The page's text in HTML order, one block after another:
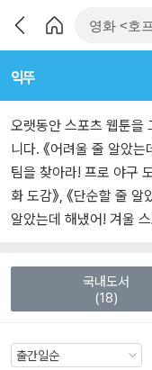
익뚜
오랫동안 스포츠 웹툰을
니다. 《어려울 줄 알았는
팀을 찾아라! 프로 야구
화 도감》, 《단순할 줄
알았는데 해냈어! 겨울
국내도서
(18)